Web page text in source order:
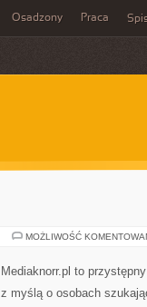
Osadzony Praca
MOŻLIWOŚĆ
Mediaknorr.pl to
z myślą o osobach